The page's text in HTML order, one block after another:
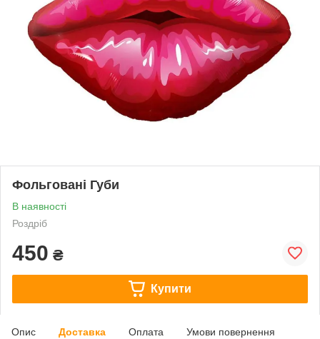
Фольговані Губи
В наявності
Роздріб
450 ₴
Купити
Опис Доставка Оплата Умови повернення